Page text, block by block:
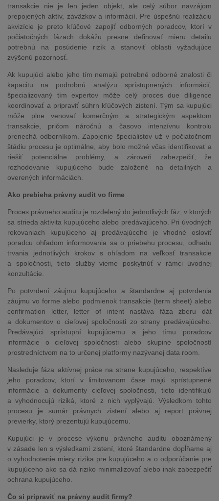
transakcie nie je len jeden objekt, ale celý súbor navzájom
prepojených aktív, záväzkov a informácií. Pre úspešnú realizáciu
akvizície je preto kľúčové zapojiť odborných poradcov, ktorí v
počiatočných fázach dokážu presne definovať mieru detailu
potrebnú na posúdenie rizík a stanoviť oblasti vyžadujúce
zvýšenú pozornosť.
Ak kupujúci alebo jeho tím nemajú potrebné odborné znalosti či
kapacitu na podrobnú analýzu sprístupnených informácií,
špecializovaný tím expertov môže celý proces due diligence
koordinovať a pripraviť súhrn kľúčových zistení. Tým sa kupujúci
môže plne venovať komerčným a strategickým aspektom
transakcie, pričom náročnú a časovo intenzívnu kontrolu
prenechá odborníkom. Zapojenie špecialistov už v počiatočnom
štádiu procesu je optimálne, aby bolo možné včas identifikovať a
riešiť potenciálne problémy, a zároveň zabezpečiť, že
rozhodovanie kupujúceho bude založené na detailných a
overených informáciách.
Ako prebieha právny audit vo firme
Proces právneho auditu je rozdelený do jednotlivých fáz, v ktorých
sa strieda aktivita kupujúceho alebo predávajúceho. Pri úvodných
rokovaniach kupujúceho aj predávajúceho je vhodné osloviť
poradcu ohľadom informovania sa o priebehu procesu, odhadu
trvania jednotlivých krokov s ohľadom na veľkosť transakcie
a spoločnosti, tieto služby vieme poskytnúť v rámci úvodnej
konzultácie.
Po potvrdení záujmu kupujúceho a štandardne aj potvrdenia
záujmu vo forme alebo podmienok transakcie (term sheet) alebo
confirmation letter, letter of intent nastáva fáza zberu dát
a dokumentov o cieľovej spoločnosti zo strany predávajúceho.
Predávajúci sprístupní kupujúcemu a jeho tímu poradcov
informácie o cieľovej spoločnosti alebo skupine spoločností
prostredníctvom na to určenej platformy nazývanej data room.
Nasleduje fáza aktívnej práce na strane kupujúceho, respektíve
jeho poradcov, ktorí v limitovanom čase majú sprístupnené
informácie a dokumenty cieľovej spoločnosti, tieto identifikujú
a vyhodnocujú riziká, ktoré z nich vyplývajú. Výsledkom tohto
procesu je sumár právnych zistení alebo aj report právnej
previerky, ktorý prezentujú kupujúcemu.
Kupujúci je v procese výkonu právneho auditu oboznámený
v zásade len s výsledkami zistení, ktoré štandardne dopĺňame aj
o vyhodnotenie miery rizika pre kupujúceho a o odporúčanie pre
kupujúceho ako sa dá riziko minimalizovať alebo inak zabezpečiť
ochrana kupujúceho.
Čo si pripraviť na právny audit firmy?